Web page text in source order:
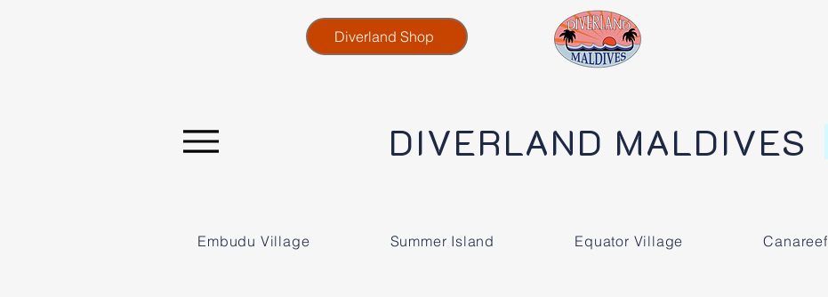
Diverland Shop
DIVERLAND MALDIVES
Embudu Village Summer Island Equator Village Canareef